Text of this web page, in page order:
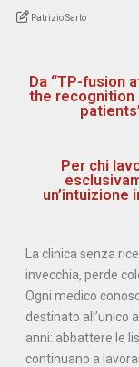
Patrizio Sarto
Da “TP-fusion
the recognition
Per chi
La clinica senza
invecchia, perde
Ogni medico
destinato all’unico
anni: abbattere le
continuano a